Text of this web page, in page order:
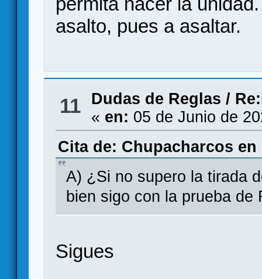
asalto, pues a asaltar.
11 Dudas de Reglas /
« en: 05 de Junio de
Cita de: Chupacharcos en
A) ¿Si no supero la tirada
bien sigo con la prueba de
Sigues